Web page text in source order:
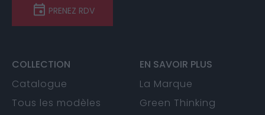
PRENEZ RDV
COLLECTION
Catalogue
Tous les modèles
EN SAVOIR PLUS
La Marque
Green Thinking